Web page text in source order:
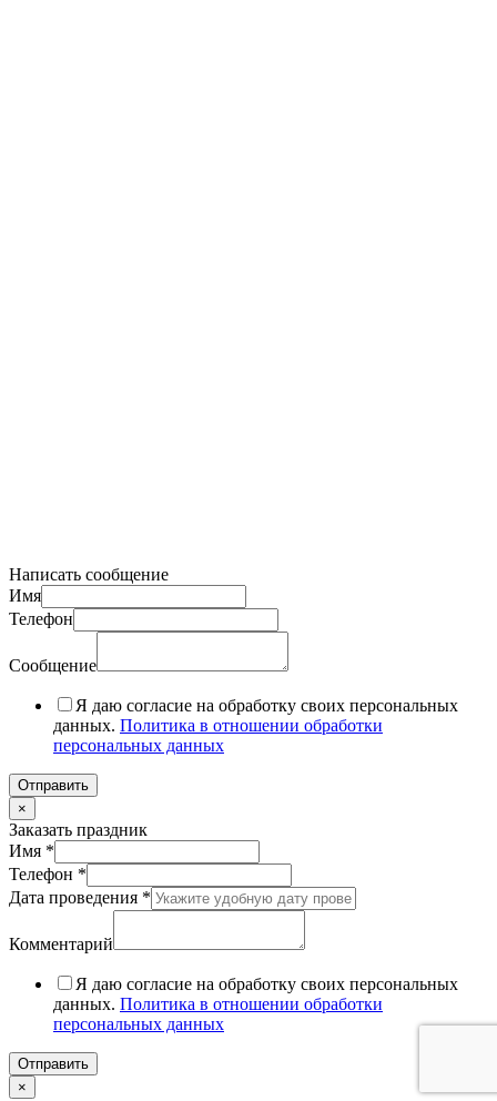
Написать сообщение
Имя
Телефон
Сообщение
Я даю согласие на обработку своих персональных
данных. Политика в отношении обработки
персональных данных
Отправить
×
Заказать праздник
Имя *
Комментарий
Телефон
Имя
Телефон *
Дата проведения *
Комментарий
Я даю согласие на обработку своих персональных
данных. Политика в отношении обработки
персональных данных
Отправить
×